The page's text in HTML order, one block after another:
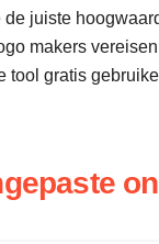
juiste
makers
tool gratis